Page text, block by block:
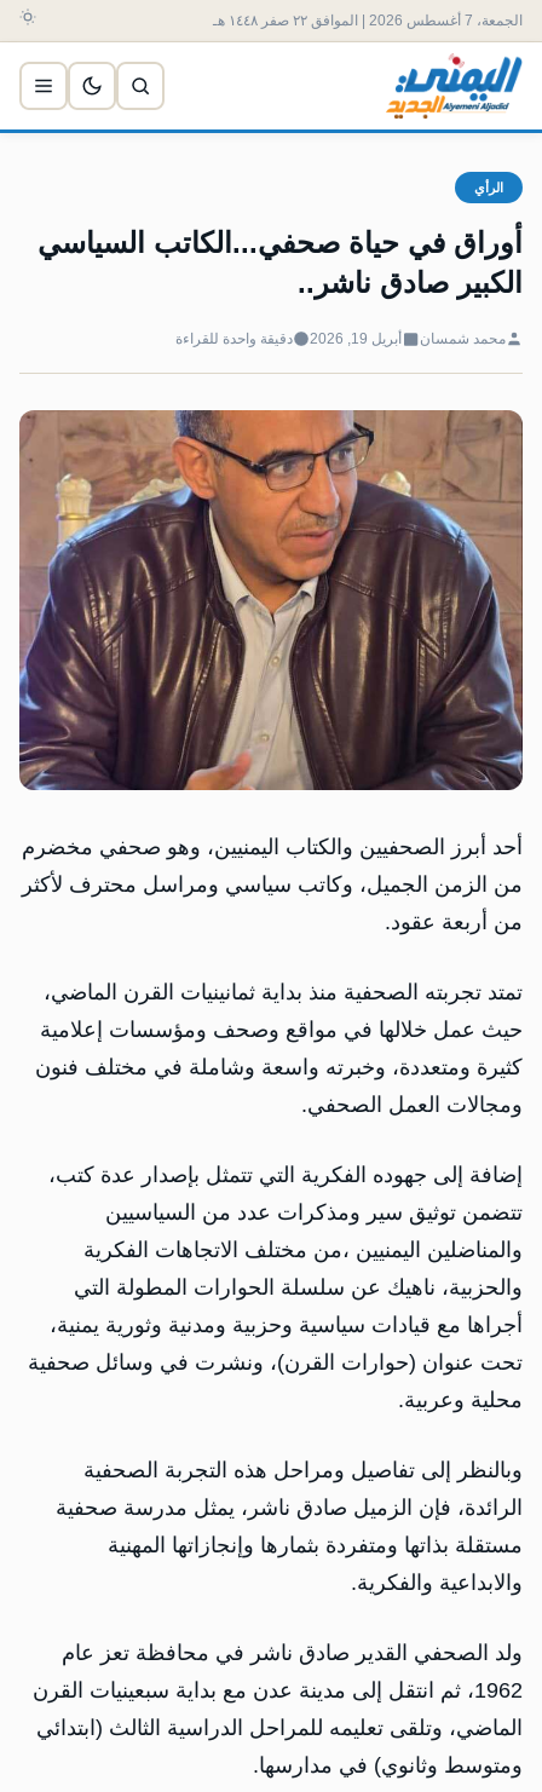
الجمعة، 7 أغسطس 2026 | الموافق ٢٢ صفر ١٤٤٨ هـ
الرأي
أوراق في حياة صحفي...الكاتب السياسي
الكبير صادق ناشر..
محمد شمسان أبريل 19, 2026 دقيقة واحدة للقراءة
أحد أبرز الصحفيين والكتاب اليمنيين، وهو صحفي مخضرم
من الزمن الجميل، وكاتب سياسي ومراسل محترف لأكثر
من أربعة عقود.
تمتد تجربته الصحفية منذ بداية ثمانينيات القرن الماضي،
حيث عمل خلالها في مواقع وصحف ومؤسسات إعلامية
كثيرة ومتعددة، وخبرته واسعة وشاملة في مختلف فنون
ومجالات العمل الصحفي.
إضافة إلى جهوده الفكرية التي تتمثل بإصدار عدة كتب،
تتضمن توثيق سير ومذكرات عدد من السياسيين
والمناضلين اليمنيين ،من مختلف الاتجاهات الفكرية
والحزبية، ناهيك عن سلسلة الحوارات المطولة التي
أجراها مع قيادات سياسية وحزبية ومدنية وثورية يمنية،
تحت عنوان (حوارات القرن)، ونشرت في وسائل صحفية
محلية وعربية.
وبالنظر إلى تفاصيل ومراحل هذه التجربة الصحفية
الرائدة، فإن الزميل صادق ناشر، يمثل مدرسة صحفية
مستقلة بذاتها ومتفردة بثمارها وإنجازاتها المهنية
والابداعية والفكرية.
ولد الصحفي القدير صادق ناشر في محافظة تعز عام
1962، ثم انتقل إلى مدينة عدن مع بداية سبعينيات القرن
الماضي، وتلقى تعليمه للمراحل الدراسية الثالث (ابتدائي
ومتوسط وثانوي) في مدارسها.